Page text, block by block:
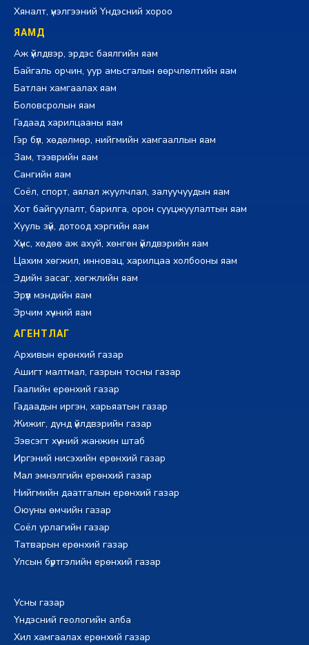
Хяналт, үнэлгээний Үндэсний хороо
ЯАМД
Аж үйлдвэр, эрдэс баялгийн яам
Байгаль орчин, уур амьсгалын өөрчлөлтийн яам
Батлан хамгаалах яам
Боловсролын яам
Гадаад харилцааны яам
Гэр бүл, хөдөлмөр, нийгмийн хамгааллын яам
Зам, тээврийн яам
Сангийн яам
Соёл, спорт, аялал жуулчлал, залуучуудын яам
Хот байгуулалт, барилга, орон сууцжуулалтын яам
Хууль зүй, дотоод хэргийн яам
Хүнс, хөдөө аж ахуй, хөнгөн үйлдвэрийн яам
Цахим хөгжил, инновац, харилцаа холбооны яам
Эдийн засаг, хөгжлийн яам
Эрүүл мэндийн яам
Эрчим хүчний яам
АГЕНТЛАГ
Архивын ерөнхий газар
Ашигт малтмал, газрын тосны газар
Гаалийн ерөнхий газар
Гадаадын иргэн, харьяатын газар
Жижиг, дунд үйлдвэрийн газар
Зэвсэгт хүчний жанжин штаб
Иргэний нисэхийн ерөнхий газар
Мал эмнэлгийн ерөнхий газар
Нийгмийн даатгалын ерөнхий газар
Оюуны өмчийн газар
Соёл урлагийн газар
Татварын ерөнхий газар
Улсын бүртгэлийн ерөнхий газар
Усны газар
Үндэсний геологийн алба
Хил хамгаалах ерөнхий газар